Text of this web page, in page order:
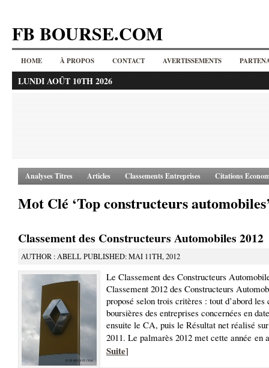
FB BOURSE.COM
HOME À PROPOS CONTACT AVERTISSEMENTS
LUNDI AOÛT 10TH 2026
Analyses Titres Articles Classements Entreprises Citations
Mot Clé ‘Top constructeurs
Classement des Constructeurs Automobiles 2012
AUTHOR : ABELL PUBLISHED: MAI 11TH, 2012
Le Classement des Constructeurs
Classement 2012 des Constructeurs
proposé selon trois critères : tout d’abord
boursières des entreprises concernées en
ensuite le CA, puis le Résultat net réalisé
2011. Le palmarès 2012 met cette année en
Suite]